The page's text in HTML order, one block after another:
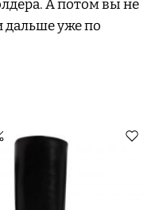
А потом вы не
дальше уже по